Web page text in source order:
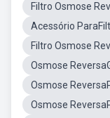
Filtro Osmose
Acessório
Filtro Osmose
Osmose
Osmose
Osmose